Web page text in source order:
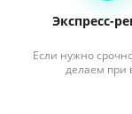
Экспресс-
Если нужно
делаем при